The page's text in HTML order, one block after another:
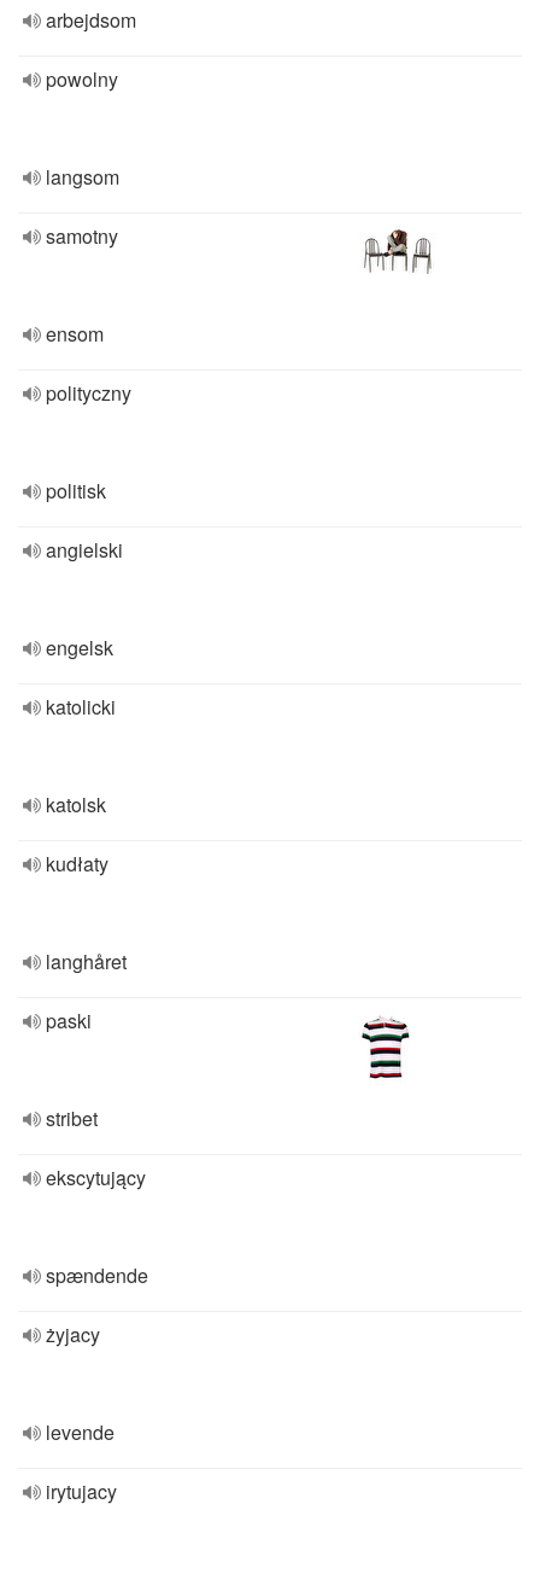
arbejdsom
powolny
langsom
samotny
ensom
polityczny
politisk
angielski
engelsk
katolicki
katolsk
kudłaty
langhåret
paski
stribet
ekscytujący
spændende
żyjacy
levende
irytujacy